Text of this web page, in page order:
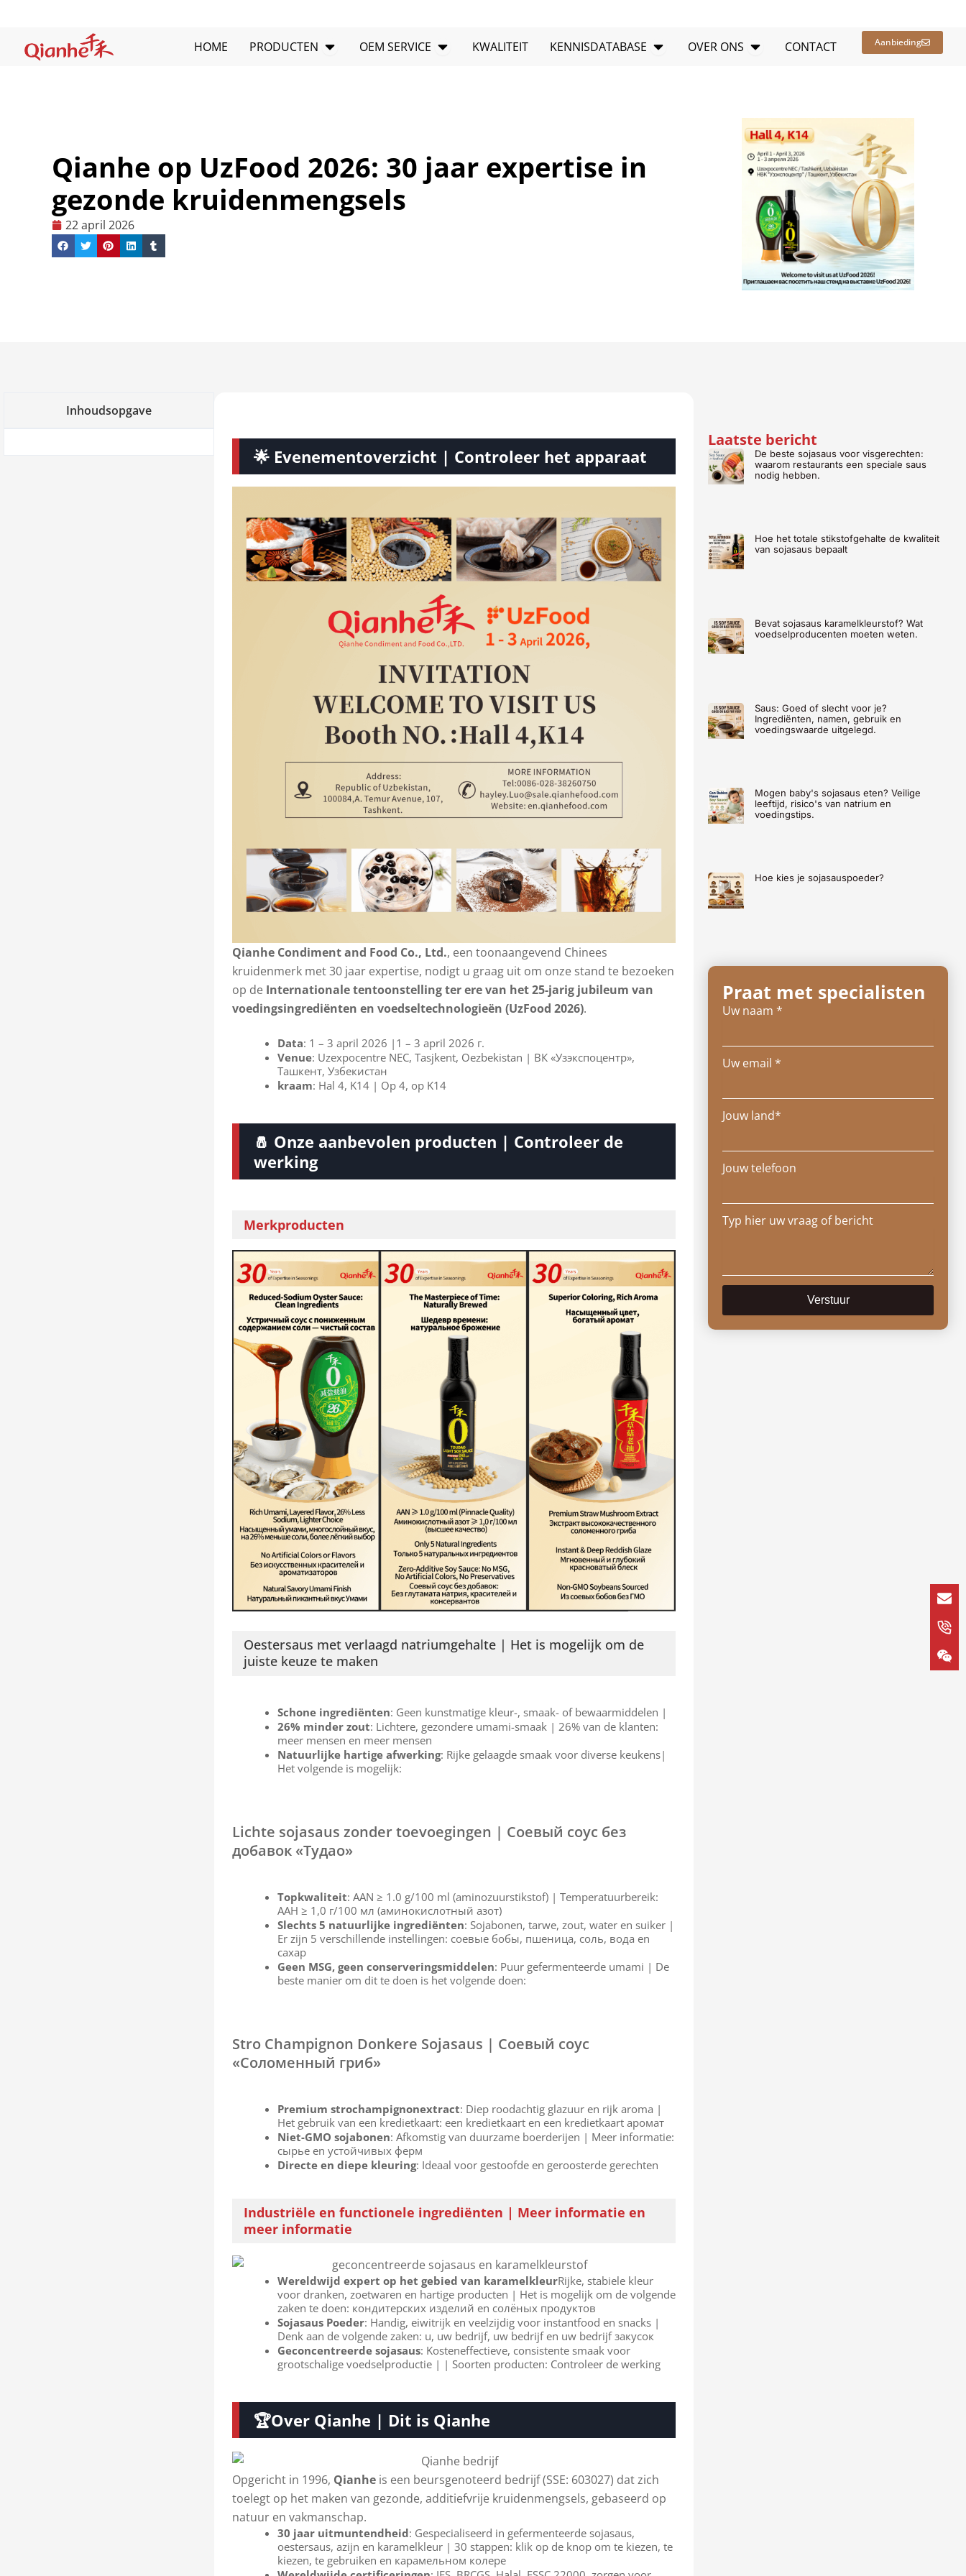
inhoud
HOME PRODUCTEN PRODUCTEN openen
OEM SERVICE Open OEM-service
KWALITEIT KENNISDATABASE Openbare bronnen
OVER ONS Open OVER ONS
CONTACT Aanbieding
Qianhe op UzFood 2026: 30 jaar expertise in
gezonde kruidenmengsels
22 april 2026
Inhoudsopgave
🌟 Evenementoverzicht | Controleer het apparaat
Qianhe Condiment and Food Co., Ltd., een toonaangevend Chinees
kruidenmerk met 30 jaar expertise, nodigt u graag uit om onze stand te bezoeken
op de Internationale tentoonstelling ter ere van het 25-jarig jubileum van
voedingsingrediënten en voedseltechnologieën (UzFood 2026).
Data: 1 – 3 april 2026 |1 – 3 april 2026 г.
Venue: Uzexpocentre NEC, Tasjkent, Oezbekistan | ВК «Узэкспоцентр»,
Ташкент, Узбекистан
kraam: Hal 4, K14 | Op 4, op K14
🧂 Onze aanbevolen producten | Controleer de
werking
Merkproducten
Oestersaus met verlaagd natriumgehalte | Het is mogelijk om de
juiste keuze te maken
Schone ingrediënten: Geen kunstmatige kleur-, smaak- of bewaarmiddelen |
26% minder zout: Lichtere, gezondere umami-smaak | 26% van de klanten:
meer mensen en meer mensen
Natuurlijke hartige afwerking: Rijke gelaagde smaak voor diverse keukens|
Het volgende is mogelijk:
Lichte sojasaus zonder toevoegingen | Соевый соус без
добавок «Тудао»
Topkwaliteit: AAN ≥ 1.0 g/100 ml (aminozuurstikstof) | Temperatuurbereik:
ААН ≥ 1,0 г/100 мл (аминокислотный азот)
Slechts 5 natuurlijke ingrediënten: Sojabonen, tarwe, zout, water en suiker |
Er zijn 5 verschillende instellingen: соевые бобы, пшеница, соль, вода en
сахар
Geen MSG, geen conserveringsmiddelen: Puur gefermenteerde umami | De
beste manier om dit te doen is het volgende doen:
Stro Champignon Donkere Sojasaus | Соевый соус
«Соломенный гриб»
Premium strochampignonextract: Diep roodachtig glazuur en rijk aroma |
Het gebruik van een kredietkaart: een kredietkaart en een kredietkaart аромат
Niet-GMO sojabonen: Afkomstig van duurzame boerderijen | Meer informatie:
сырье en устойчивых ферм
Directe en diepe kleuring: Ideaal voor gestoofde en geroosterde gerechten
Industriële en functionele ingrediënten | Meer informatie en
meer informatie
Wereldwijd expert op het gebied van karamelkleurRijke, stabiele kleur
voor dranken, zoetwaren en hartige producten | Het is mogelijk om de volgende
zaken te doen: кондитерских изделий en солёных продуктов
Sojasaus Poeder: Handig, eiwitrijk en veelzijdig voor instantfood en snacks |
Denk aan de volgende zaken: u, uw bedrijf, uw bedrijf en uw bedrijf закусок
Geconcentreerde sojasaus: Kosteneffectieve, consistente smaak voor
grootschalige voedselproductie | | Soorten producten: Controleer de werking
🏆Over Qianhe | Dit is Qianhe
Opgericht in 1996, Qianhe is een beursgenoteerd bedrijf (SSE: 603027) dat zich
toelegt op het maken van gezonde, additiefvrije kruidenmengsels, gebaseerd op
natuur en vakmanschap.
30 jaar uitmuntendheid: Gespecialiseerd in gefermenteerde sojasaus,
oestersaus, azijn en karamelkleur | 30 stappen: klik op de knop om te kiezen, te
kiezen, te gebruiken en карамельном колере
Laatste bericht
De beste sojasaus voor visgerechten:
waarom restaurants een speciale saus
nodig hebben.
Hoe het totale stikstofgehalte de kwaliteit
van sojasaus bepaalt
Bevat sojasaus karamelkleurstof? Wat
voedselproducenten moeten weten.
Saus: Goed of slecht voor je?
Ingrediënten, namen, gebruik en
voedingswaarde uitgelegd.
Mogen baby's sojasaus eten? Veilige
leeftijd, risico's van natrium en
voedingstips.
Hoe kies je sojasauspoeder?
Praat met specialisten
Uw naam *
Uw email *
Jouw land*
Jouw telefoon
Typ hier uw vraag of bericht
Verstuur